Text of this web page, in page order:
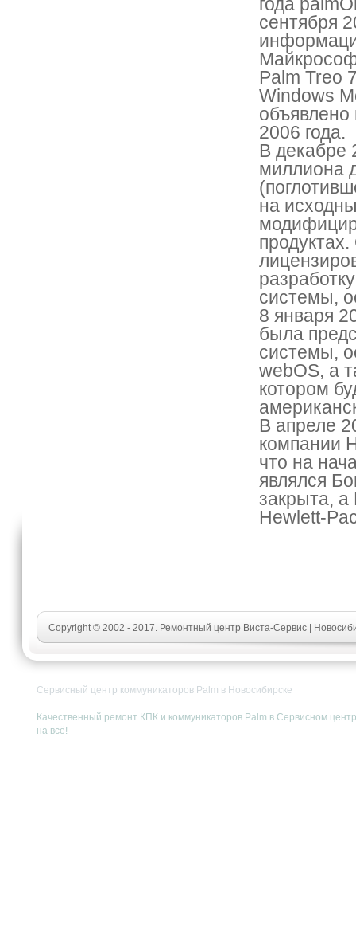
сентября
Palm Treo
Windows
объявлено
2006 года.
В декабре
миллиона
на
системы,
8 января
была
системы,
webOS, а
котором
В апреле
компании
что на
являлся
закрыта, а
Hewlett-
Copyright © 2002 - 2017. Ремонтный центр Виста-Сервис |
Сервисный центр коммуникаторов Palm в Новосибирске
Качественный ремонт КПК и коммуникаторов Palm в Сервисном
на всё!